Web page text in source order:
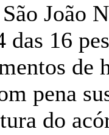
João
16
de
pena
do